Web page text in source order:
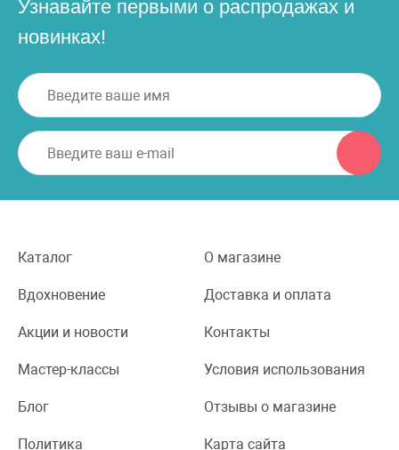
Узнавайте первыми о распродажах и
новинках!
Каталог О магазине
Вдохновение Доставка и оплата
Акции и новости Контакты
Мастер-классы Условия использования
Блог Отзывы о магазине
Политика Карта сайта